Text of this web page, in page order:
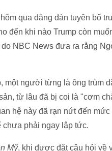
hôm qua đăng đàn tuyên bố
đến khi nào Trump còn
NBC News đưa ra rằng
một người từng là ông trùm
từ lâu đã bị coi là "cơm
hệ này đã rạn nứt đến
chưa phải ngay lập tức.
Mỹ, khi được đặt câu hỏi về